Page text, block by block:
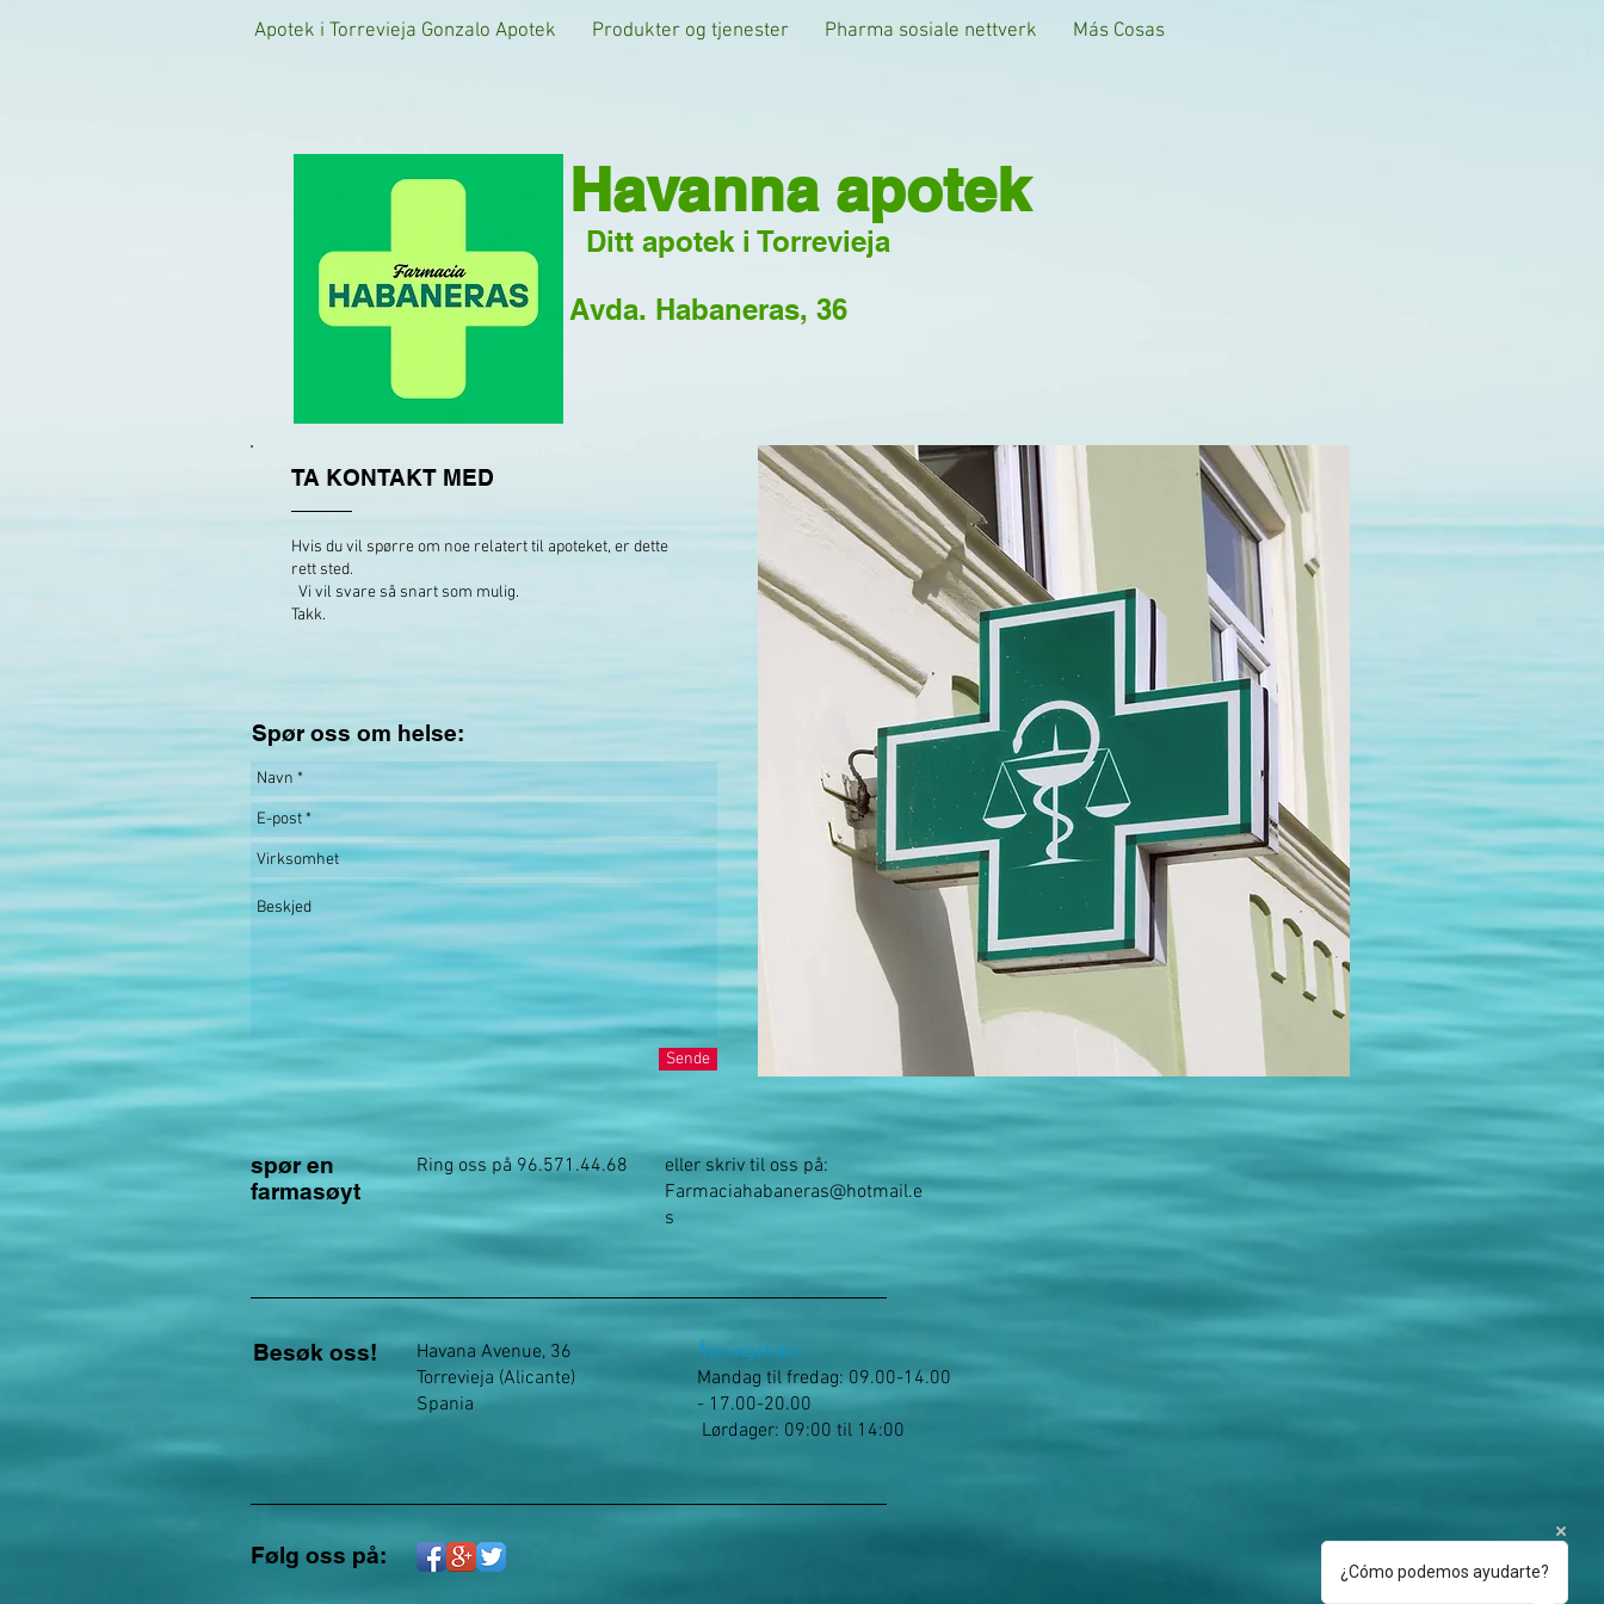
Apotek i Torrevieja Gonzalo Apotek Produkter og tjenester Pharma sosiale nettverk Más Cosas
Havanna apotek
Ditt apotek i Torrevieja
Avda. Habaneras, 36
TA KONTAKT MED
Hvis du vil spørre om noe relatert til apoteket, er dette
rett sted.
Vi vil svare så snart som mulig.
Takk.
Spør oss om helse:
Sende
spør en
farmasøyt
Ring oss på 96.571.44.68
eller skriv til oss på:
Farmaciahabaneras@hotmail.e
s
Besøk oss!
Havana Avenue, 36
Torrevieja (Alicante)
Spania
Åpningstider:
Mandag til fredag: 09.00-14.00
- 17.00-20.00
Lørdager: 09:00 til 14:00
Følg oss på:
¿Cómo podemos ayudarte?